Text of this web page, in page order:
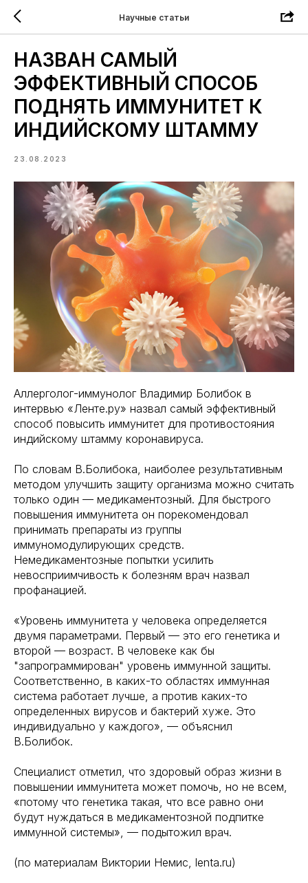
Научные статьи
НАЗВАН САМЫЙ
ЭФФЕКТИВНЫЙ СПОСОБ
ПОДНЯТЬ ИММУНИТЕТ К
ИНДИЙСКОМУ ШТАММУ
23.08.2023
Аллерголог-иммунолог Владимир Болибок в
интервью «Ленте.ру» назвал самый эффективный
способ повысить иммунитет для противостояния
индийскому штамму коронавируса.
По словам В.Болибока, наиболее результативным
методом улучшить защиту организма можно считать
только один — медикаментозный. Для быстрого
повышения иммунитета он порекомендовал
принимать препараты из группы
иммуномодулирующих средств.
Немедикаментозные попытки усилить
невосприимчивость к болезням врач назвал
профанацией.
«Уровень иммунитета у человека определяется
двумя параметрами. Первый — это его генетика и
второй — возраст. В человеке как бы
"запрограммирован" уровень иммунной защиты.
Соответственно, в каких-то областях иммунная
система работает лучше, а против каких-то
определенных вирусов и бактерий хуже. Это
индивидуально у каждого», — объяснил
В.Болибок.
Специалист отметил, что здоровый образ жизни в
повышении иммунитета может помочь, но не всем,
«потому что генетика такая, что все равно они
будут нуждаться в медикаментозной подпитке
иммунной системы», — подытожил врач.
(по материалам Виктории Немис, lenta.ru)